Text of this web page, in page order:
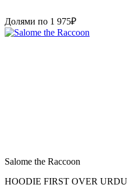
Долями по 1 975₽
Salome the Raccoon
HOODIE FIRST OVER URDU